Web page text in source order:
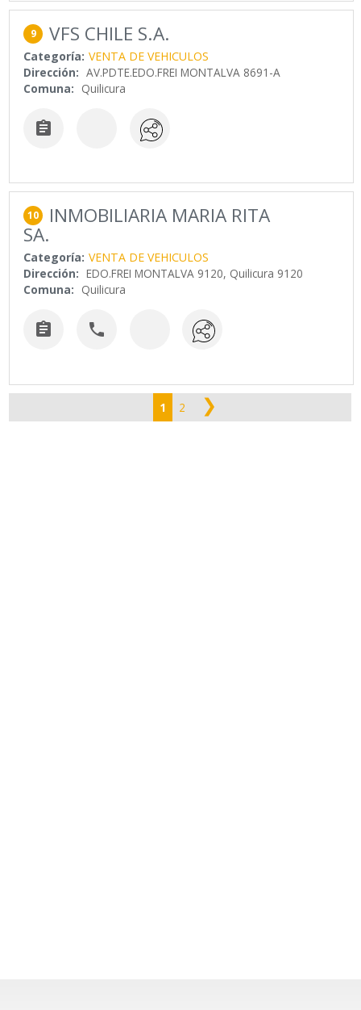
9 VFS CHILE S.A.
Categoría: VENTA DE VEHICULOS
Dirección: AV.PDTE.EDO.FREI MONTALVA 8691-A
Comuna: Quilicura

10 INMOBILIARIA MARIA RITA
SA.
Categoría: VENTA DE VEHICULOS
Dirección: EDO.FREI MONTALVA 9120, Quilicura 9120
Comuna: Quilicura
 
1 2 ❯